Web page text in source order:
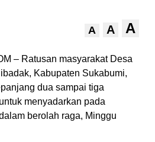
A A A
– Ratusan masyarakat Desa
Kabupaten Sukabumi,
dua sampai tiga
menyadarkan pada
berolah raga, Minggu